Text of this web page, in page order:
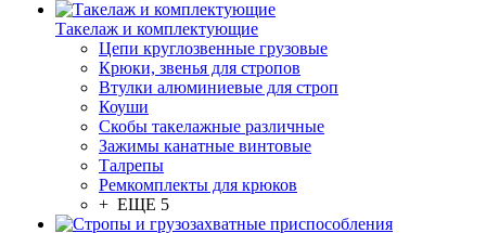
Такелаж и комплектующие
Цепи круглозвенные грузовые
Крюки, звенья для стропов
Втулки алюминиевые для строп
Коуши
Скобы такелажные различные
Зажимы канатные винтовые
Талрепы
Ремкомплекты для крюков
+ ЕЩЕ 5